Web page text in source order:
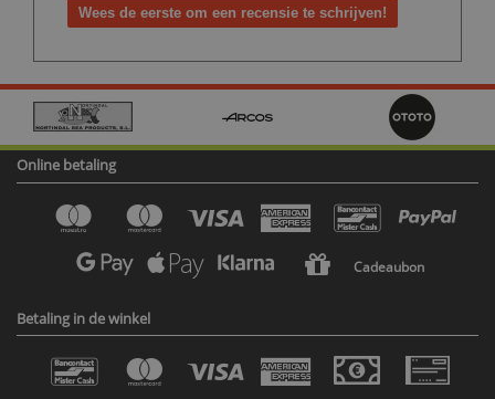
Wees de eerste om een recensie te schrijven!
Online betaling
Cadeaubon
Betaling in de winkel